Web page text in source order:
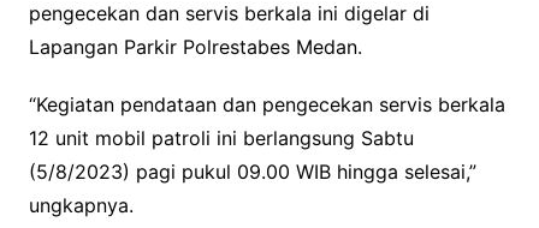
pengecekan dan servis berkala ini digelar di
Lapangan Parkir Polrestabes Medan.
“Kegiatan pendataan dan pengecekan servis berkala
12 unit mobil patroli ini berlangsung Sabtu
(5/8/2023) pagi pukul 09.00 WIB hingga selesai,”
ungkapnya.